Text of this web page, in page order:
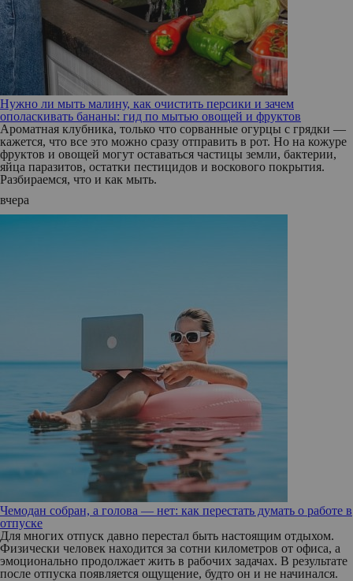
Нужно ли мыть малину, как очистить персики и зачем
ополаскивать бананы: гид по мытью овощей и фруктов
Ароматная клубника, только что сорванные огурцы с грядки —
кажется, что все это можно сразу отправить в рот. Но на кожуре
фруктов и овощей могут оставаться частицы земли, бактерии,
яйца паразитов, остатки пестицидов и воскового покрытия.
Разбираемся, что и как мыть.
вчера
Чемодан собран, а голова — нет: как перестать думать о работе в
отпуске
Для многих отпуск давно перестал быть настоящим отдыхом.
Физически человек находится за сотни километров от офиса, а
эмоционально продолжает жить в рабочих задачах. В результате
после отпуска появляется ощущение, будто он и не начинался.